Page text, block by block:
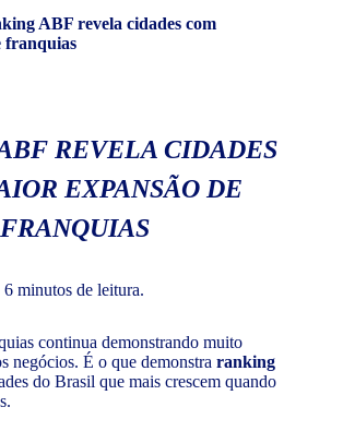
ABF revela cidades com
franquias
REVELA CIDADES
EXPANSÃO DE
FRANQUIAS
6 minutos de leitura.
continua demonstrando muito
negócios. É o que demonstra ranking
do Brasil que mais crescem quando